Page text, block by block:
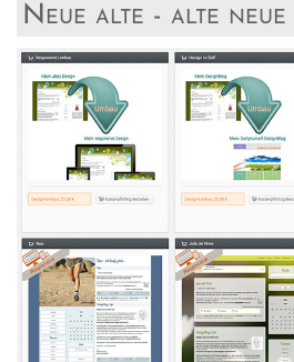
Neue alte - alte neue